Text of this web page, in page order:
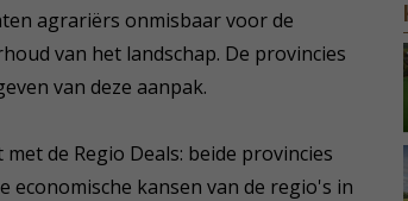
agrariërs onmisbaar voor de
van het landschap. De provincies
van deze aanpak.
de Regio Deals: beide provincies
kansen van de regio's in